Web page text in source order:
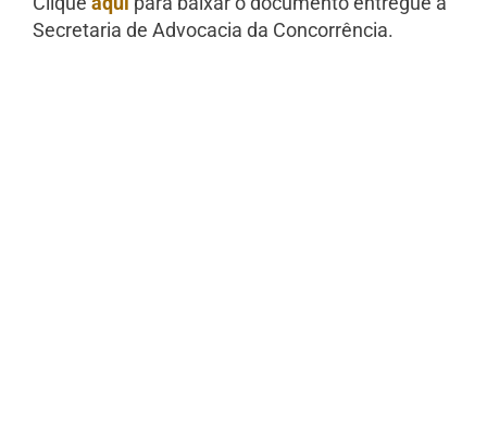
Secretaria de Advocacia da Concorrência.